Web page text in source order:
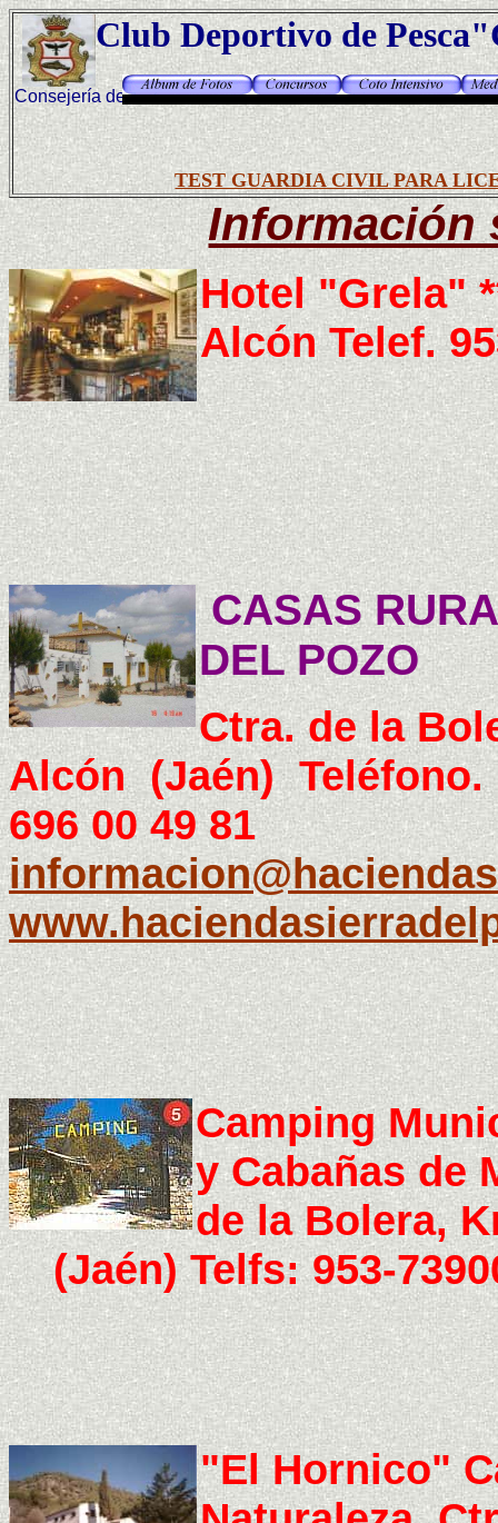
Club Deportivo de
Consejería de Medio Ambiente
TEST GUARDIA CIVIL PARA
Información
Hotel "Grela"
Alcón Telef.
CASAS
DEL POZO
Ctra. de la
Alcón (Jaén) Teléfono.
696 00 49 81
Camping
y Cabañas de
de la Bolera,
(Jaén) Telfs: 953-
"El Hornico"